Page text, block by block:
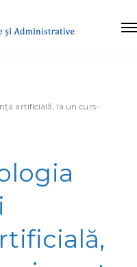
artificială, la un curs-